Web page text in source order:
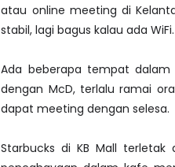
atau online meeting di
stabil, lagi bagus kalau ada WiFi.
Ada beberapa tempat dalam
dengan McD, terlalu ramai
dapat meeting dengan selesa.
Starbucks di KB Mall terletak